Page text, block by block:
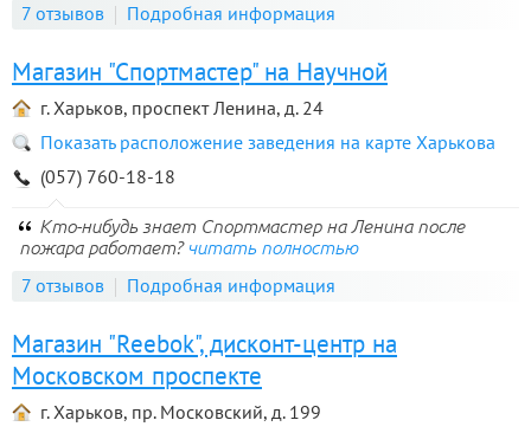
7 отзывов Подробная информация
Магазин "Спортмастер" на Научной
г. Харьков, проспект Ленина, д. 24
Показать расположение заведения на карте Харькова
(057) 760-18-18
Кто-нибудь знает Спортмастер на Ленина после
пожара работает? читать полностью
7 отзывов Подробная информация
Магазин "Reebok", дисконт-центр на
Московском проспекте
г. Харьков, пр. Московский, д. 199